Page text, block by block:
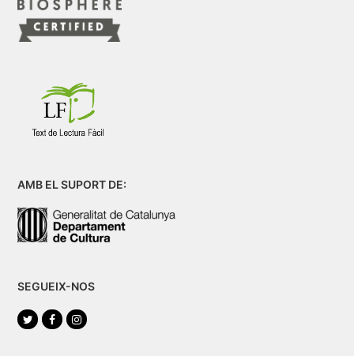
AMB EL SUPORT DE:
SEGUEIX-NOS
TwitterFacebookInstagram